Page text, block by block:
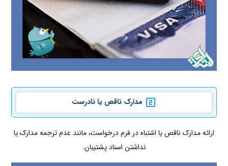
مدارک ناقص یا نادرست
ارائه مدارک ناقص یا اشتباه در فرم درخواست، مانند عدم ترجمه مدارک یا
نداشتن اسناد پشتیبان.